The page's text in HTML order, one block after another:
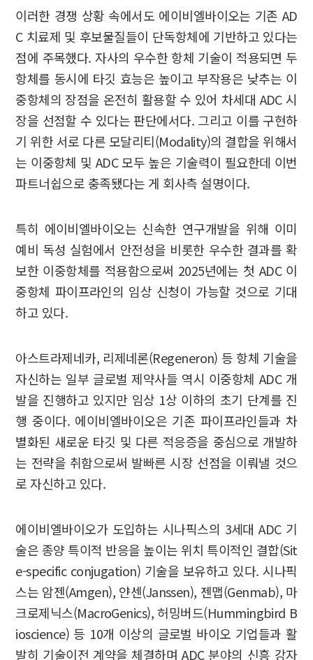
이러한 경쟁 상황 속에서도 에이비엘바이오는 기존 AD
C 치료제 및 후보물질들이 단독항체에 기반하고 있다는
점에 주목했다. 자사의 우수한 항체 기술이 적용되면 두
항체를 동시에 타깃 효능은 높이고 부작용은 낮추는 이
중항체의 장점을 온전히 활용할 수 있어 차세대 ADC 시
장을 선점할 수 있다는 판단에서다. 그리고 이를 구현하
기 위한 서로 다른 모달리티(Modality)의 결합을 위해서
는 이중항체 및 ADC 모두 높은 기술력이 필요한데 이번
파트너쉽으로 충족됐다는 게 회사측 설명이다.
특히 에이비엘바이오는 신속한 연구개발을 위해 이미
예비 독성 실험에서 안전성을 비롯한 우수한 결과를 확
보한 이중항체를 적용함으로써 2025년에는 첫 ADC 이
중항체 파이프라인의 임상 신청이 가능할 것으로 기대
하고 있다.
아스트라제네카, 리제네론(Regeneron) 등 항체 기술을
자신하는 일부 글로벌 제약사들 역시 이중항체 ADC 개
발을 진행하고 있지만 임상 1상 이하의 초기 단계를 진
행 중이다. 에이비엘바이오은 기존 파이프라인들과 차
별화된 새로운 타깃 및 다른 적응증을 중심으로 개발하
는 전략을 취함으로써 발빠른 시장 선점을 이뤄낼 것으
로 자신하고 있다.
에이비엘바이오가 도입하는 시나픽스의 3세대 ADC 기
술은 종양 특이적 반응을 높이는 위치 특이적인 결합(Sit
e-specific conjugation) 기술을 보유하고 있다. 시나픽
스는 암젠(Amgen), 얀센(Janssen), 젠맵(Genmab), 마
크로제닉스(MacroGenics), 허밍버드(Hummingbird B
ioscience) 등 10개 이상의 글로벌 바이오 기업들과 활
발히 기술이전 계약을 체결하며 ADC 분야의 신흥 강자